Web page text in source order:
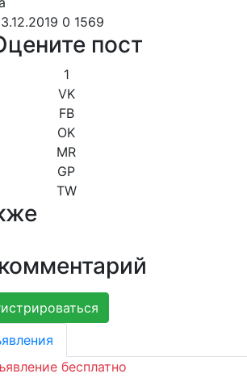
0 1569
пост
1
VK
FB
OK
MR
GP
TW
бесплатно